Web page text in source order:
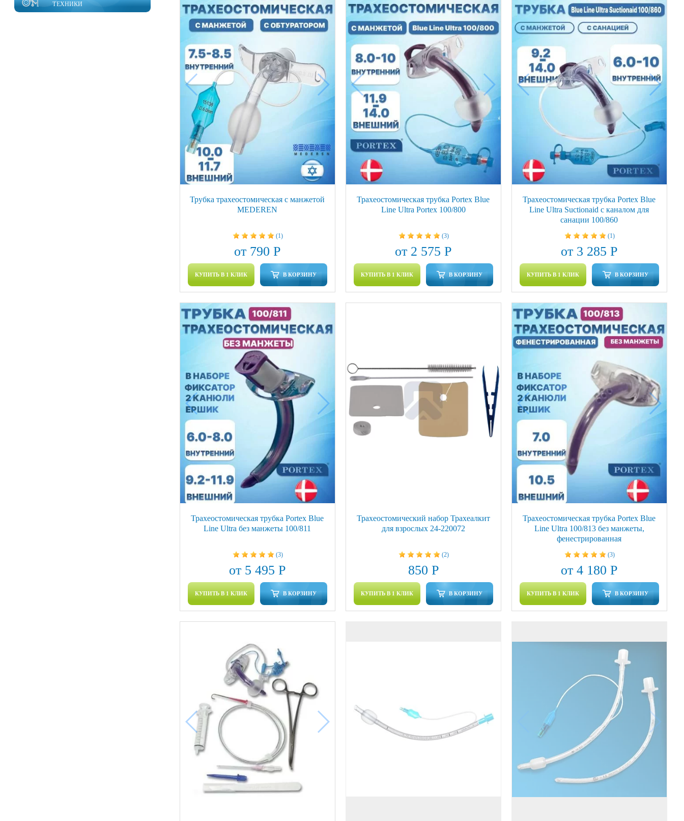
ТЕХНИКИ
Трубка трахеостомическая с манжетой
MEDEREN
(1)
от 790 Р
КУПИТЬ В 1 КЛИК В КОРЗИНУ
Трахеостомическая трубка Portex Blue
Line Ultra Portex 100/800
(3)
от 2 575 Р
КУПИТЬ В 1 КЛИК В КОРЗИНУ
Трахеостомическая трубка Portex Blue
Line Ultra Suctionaid с каналом для
санации 100/860
(1)
от 3 285 Р
КУПИТЬ В 1 КЛИК В КОРЗИНУ
Трахеостомическая трубка Portex Blue
Line Ultra без манжеты 100/811
(3)
от 5 495 Р
КУПИТЬ В 1 КЛИК В КОРЗИНУ
Трахеостомический набор Трахеалкит
для взрослых 24-220072
(2)
850 Р
КУПИТЬ В 1 КЛИК В КОРЗИНУ
Трахеостомическая трубка Portex Blue
Line Ultra 100/813 без манжеты,
фенестрированная
(3)
от 4 180 Р
КУПИТЬ В 1 КЛИК В КОРЗИНУ